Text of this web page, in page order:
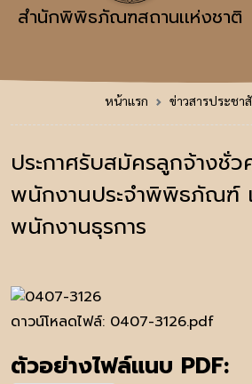
สำนักพิพิธภัณฑสถานเเห่งชาติ
หน้าแรก ข่าวสารประชา
ประกาศรับสมัครลูกจ้างชั่ว
พนักงานประจำพิพิธภัณฑ์
พนักงานธุรการ
ดาวน์โหลดไฟล์: 0407-3126.pdf
ตัวอย่างไฟล์แนบ PDF: